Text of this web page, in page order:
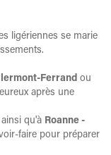
ligériennes se marie
Ferrand ou
après une
ainsi qu'à Roanne -
faire pour préparer